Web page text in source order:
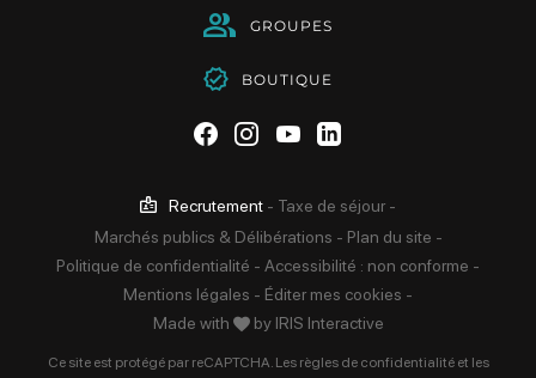
GROUPES
BOUTIQUE
Suivez-nous sur Facebook
Suivez-nous sur
Suivez-nous sur
Suivez-nous sur
Recrutement - Taxe de séjour -
Marchés publics & Délibérations - Plan du site -
Politique de confidentialité - Accessibilité : non conforme -
Mentions légales - Éditer mes cookies -
Made with
by IRIS Interactive
Ce site est protégé par reCAPTCHA. Les règles de confidentialitéet les